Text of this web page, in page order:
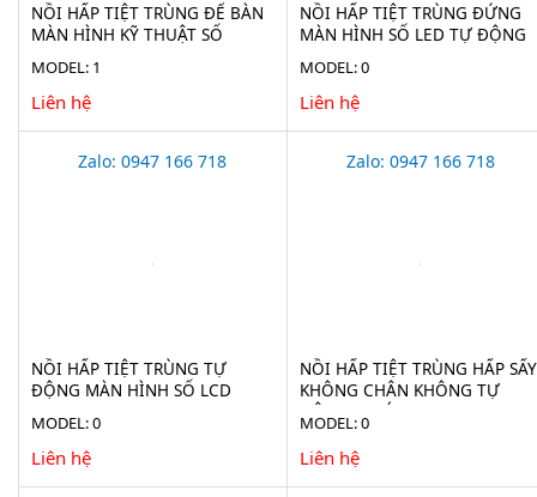
NỒI HẤP TIỆT TRÙNG ĐỂ BÀN
MÀN HÌNH KỸ THUẬT SỐ
MODEL: 1
Liên hệ
NỒI HẤP TIỆT TRÙNG ĐỨNG
MÀN HÌNH SỐ LED TỰ ĐỘNG
MODEL: 0
Liên hệ
Zalo: 0947 166 718
NỒI HẤP TIỆT TRÙNG TỰ
ĐỘNG MÀN HÌNH SỐ LCD
MODEL: 0
Liên hệ
Zalo: 0947 166 718
NỒI HẤP TIỆT TRÙNG HẤP SẤY
KHÔNG CHÂN KHÔNG TỰ
ĐỘNG 75 LÍT JIBIMED LS-75HV
MODEL: 0
Liên hệ